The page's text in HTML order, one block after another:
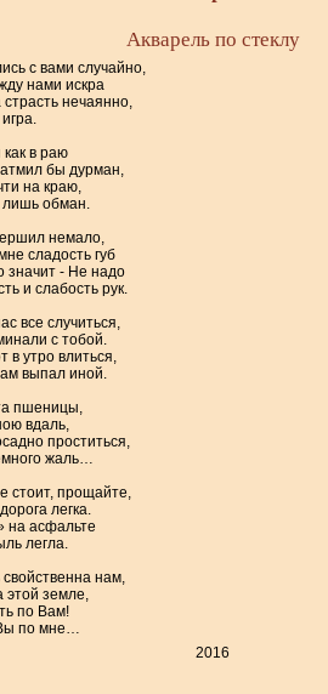
Акварель по стеклу
с вами случайно,
нами искра
нечаянно,
в раю
бы дурман,
на краю,
лишь обман.
немало,
сладость губ
значит - Не надо
и слабость рук.
все случиться,
с тобой.
в утро влиться,
выпал иной.
пшеницы,
вдаль,
проститься,
жаль…
стоит, прощайте,
легка.
на асфальте
легла.
свойственна нам,
земле,
по Вам!
по мне…
2016